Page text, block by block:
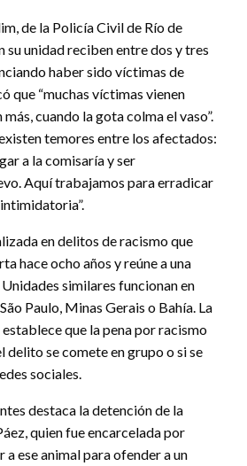
de la Policía Civil de Río de
su unidad reciben entre dos y tres
haber sido víctimas de
que “muchas víctimas vienen
cuando la gota colma el vaso”.
temores entre los afectados:
a la comisaría y ser
Aquí trabajamos para erradicar
en delitos de racismo que
hace ocho años y reúne a una
similares funcionan en
Paulo, Minas Gerais o Bahía. La
que la pena por racismo
delito se comete en grupo o si se
sociales.
destaca la detención de la
quien fue encarcelada por
a ese animal para ofender a un